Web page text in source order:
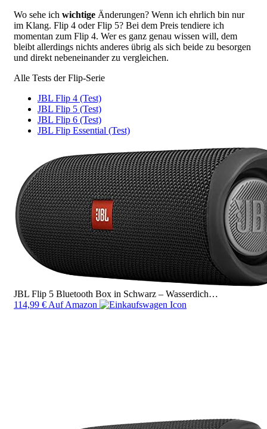
Wo sehe ich wichtige Änderungen? Wenn ich ehrlich bin nur
im Klang. Flip 4 oder Flip 5? Bei dem Preis tendiere ich
momentan zum Flip 4. Wer es ganz genau wissen will, dem
bleibt allerdings nichts anderes übrig als sich beide zu besorgen
und direkt nebeneinander zu vergleichen.
Alle Tests der Flip-Serie
JBL Flip 4 (Test)
JBL Flip 5 (Test)
JBL Flip 6 (Test)
JBL Flip Essential (Test)
JBL Flip 5 Bluetooth Box in Schwarz – Wasserdich…
114,99 € Auf Amazon